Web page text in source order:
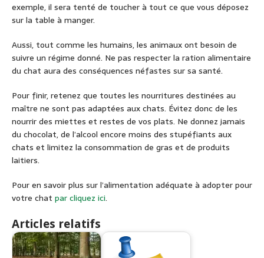
exemple, il sera tenté de toucher à tout ce que vous déposez
sur la table à manger.
Aussi, tout comme les humains, les animaux ont besoin de
suivre un régime donné. Ne pas respecter la ration alimentaire
du chat aura des conséquences néfastes sur sa santé.
Pour finir, retenez que toutes les nourritures destinées au
maître ne sont pas adaptées aux chats. Évitez donc de les
nourrir des miettes et restes de vos plats. Ne donnez jamais
du chocolat, de l’alcool encore moins des stupéfiants aux
chats et limitez la consommation de gras et de produits
laitiers.
Pour en savoir plus sur l’alimentation adéquate à adopter pour
votre chat par cliquez ici.
Articles relatifs